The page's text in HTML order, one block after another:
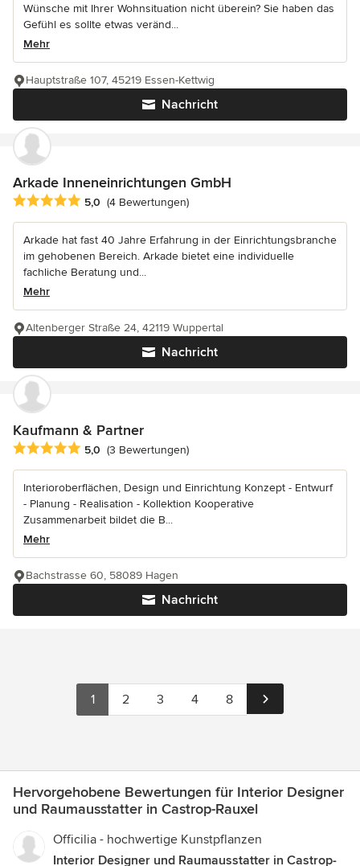
Wünsche mit Ihrer Wohnsituation nicht überein? Sie haben das
Gefühl es sollte etwas veränd...
Mehr
Nachricht
Hauptstraße 107, 45219 Essen-Kettwig
Arkade Inneneinrichtungen GmbH
Durchschnittliche Bewertung: 5 von 5 Sternen
5,0 (4 Bewertungen)
Arkade hat fast 40 Jahre Erfahrung in der Einrichtungsbranche
im gehobenen Bereich. Arkade bietet eine individuelle
fachliche Beratung und...
Mehr
Nachricht
Altenberger Straße 24, 42119 Wuppertal
Kaufmann & Partner
Durchschnittliche Bewertung: 5 von 5 Sternen
5,0 (3 Bewertungen)
Interioroberflächen, Design und Einrichtung Konzept - Entwurf
- Planung - Realisation - Kollektion Kooperative
Zusammenarbeit bildet die B...
Mehr
Nachricht
Bachstrasse 60, 58089 Hagen
1 2 3 4 8
Hervorgehobene Bewertungen für Interior Designer
und Raumausstatter in Castrop-Rauxel
Officilia - hochwertige Kunstpflanzen
Interior Designer und Raumausstatter in Castrop-